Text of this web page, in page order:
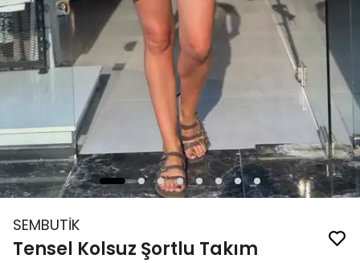
SEMBUTİK
Tensel Kolsuz Şortlu Takım